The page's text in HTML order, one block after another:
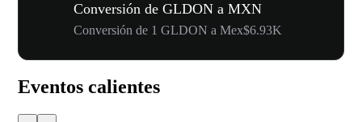
Conversión de GLDON a MXN
Conversión de 1 GLDON a Mex$6.93K
Eventos calientes